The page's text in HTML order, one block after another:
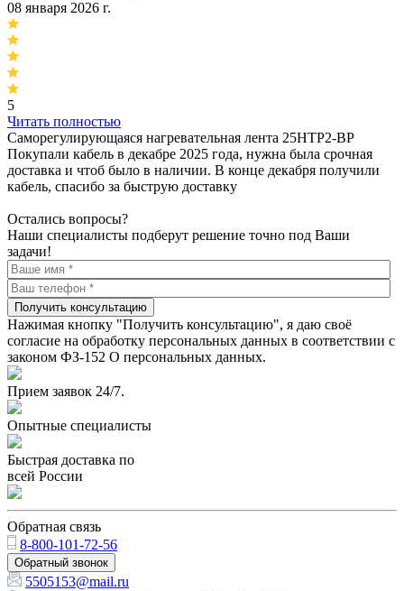
08 января 2026 г.
5
Читать полностью
Саморегулирующаяся нагревательная лента 25НТР2-ВР
Покупали кабель в декабре 2025 года, нужна была срочная
доставка и чтоб было в наличии. В конце декабря получили
кабель, спасибо за быструю доставку
Остались вопросы?
Наши специалисты подберут решение точно под Ваши
задачи!
Получить консультацию
Нажимая кнопку "Получить консультацию", я даю своё
согласие на обработку персональных данных в соответствии с
законом ФЗ-152 О персональных данных.
Прием заявок 24/7.
Опытные специалисты
Быстрая доставка по
всей России
Обратная связь
8-800-101-72-56
Обратный звонок
5505153@mail.ru